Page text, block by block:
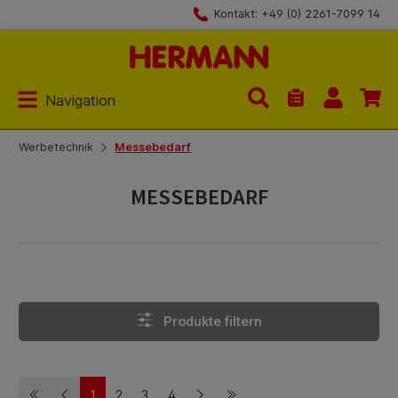
Kontakt: +49 (0) 2261-7099 14
Navigation
Du hast 0
Werbetechnik Messebedarf
MESSEBEDARF
Produkte filtern
1 2 3 4